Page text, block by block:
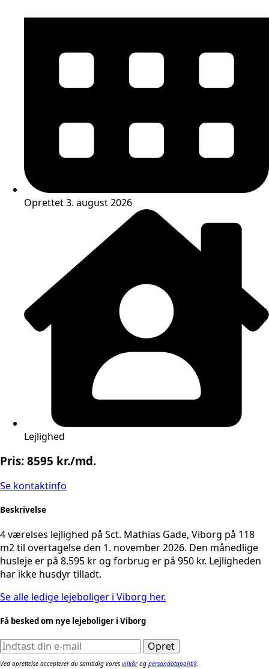
Oprettet 3. august 2026
Lejlighed
Pris: 8595 kr./md.
Se kontaktinfo
Beskrivelse
4 værelses lejlighed på Sct. Mathias Gade, Viborg på 118
m2 til overtagelse den 1. november 2026. Den månedlige
husleje er på 8.595 kr og forbrug er på 950 kr. Lejligheden
har ikke husdyr tilladt.
Se alle ledige lejeboliger i Viborg her.
Få besked om nye lejeboliger i Viborg
Ved oprettelse accepterer du samtidig vores vilkårog persondatapolitik.